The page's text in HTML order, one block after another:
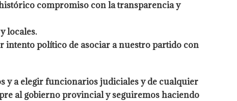
compromiso con la transparencia y
locales.
intento político de asociar a nuestro partido con
y a elegir funcionarios judiciales y de cualquier
al gobierno provincial y seguiremos haciendo